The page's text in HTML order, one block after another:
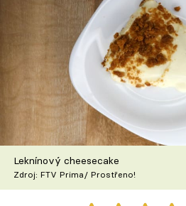
Recepty
Články
TV Program
Škola vaření
Recepty z TV
Speciál: Cuketa
Leknínový cheesecake
Zdroj: FTV Prima/ Prostřeno!